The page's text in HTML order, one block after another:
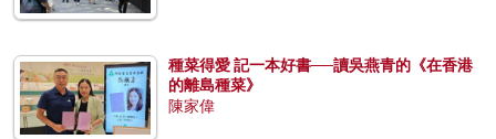
種菜得愛 記一本好書──讀吳燕青的《在香港
的離島種菜》
陳家偉